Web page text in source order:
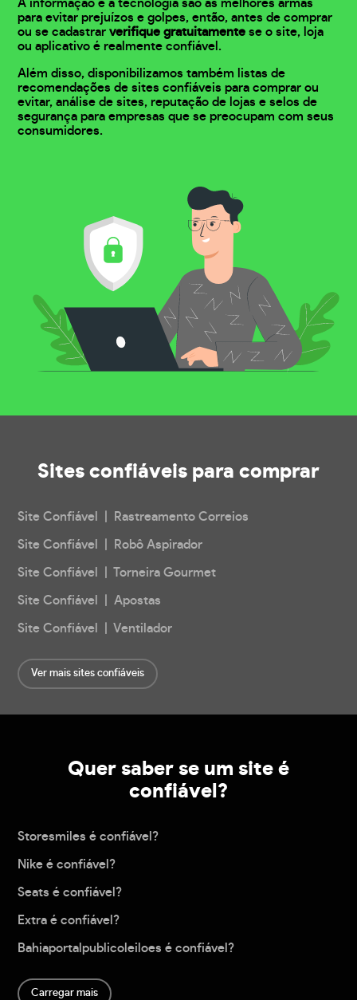
A informação e a tecnologia são as melhores armas
para evitar prejuízos e golpes, então, antes de comprar
ou se cadastrarverifique gratuitamente se o site, loja
ou aplicativo é realmente confiável.
Além disso, disponibilizamos também listas de
recomendações de sites confiáveis para comprar ou
evitar, análise de sites, reputação de lojas e selos de
segurança para empresas que se preocupam com seus
consumidores.
Sites confiáveis para comprar
Site Confiável | Rastreamento Correios
Site Confiável | Robô Aspirador
Site Confiável | Torneira Gourmet
Site Confiável | Apostas
Site Confiável | Ventilador
Ver mais sites confiáveis
Quer saber se um site é
confiável?
Storesmiles é confiável?
Nike é confiável?
Seats é confiável?
Extra é confiável?
Bahiaportalpublicoleiloes é confiável?
Carregar mais